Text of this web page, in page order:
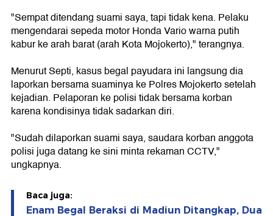
"Sempat ditendang suami saya, tapi tidak kena. Pelaku
mengendarai sepeda motor Honda Vario warna putih
kabur ke arah barat (arah Kota Mojokerto)," terangnya.
Menurut Septi, kasus begal payudara ini langsung dia
laporkan bersama suaminya ke Polres Mojokerto setelah
kejadian. Pelaporan ke polisi tidak bersama korban
karena kondisinya tidak sadarkan diri.
"Sudah dilaporkan suami saya, saudara korban anggota
polisi juga datang ke sini minta rekaman CCTV,"
ungkapnya.
Baca juga:
Enam Begal Beraksi di Madiun Ditangkap, Dua